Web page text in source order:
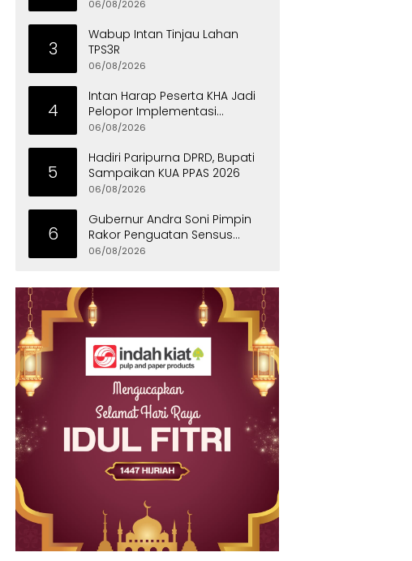
06/08/2026
3
Wabup Intan Tinjau Lahan
TPS3R
06/08/2026
4
Intan Harap Peserta KHA Jadi
Pelopor Implementasi
Permainan Tradisional
06/08/2026
5
Hadiri Paripurna DPRD, Bupati
Sampaikan KUA PPAS 2026
06/08/2026
6
Gubernur Andra Soni Pimpin
Rakor Penguatan Sensus
Ekonomi 2026 Provinsi Banten
06/08/2026